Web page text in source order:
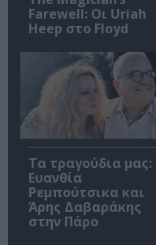
Farewell: Οι Uriah
Heep στο Floyd
Τα τραγούδια μας:
Ευανθία
Ρεμπούτσικα και
Άρης Δαβαράκης
στην Πάρο